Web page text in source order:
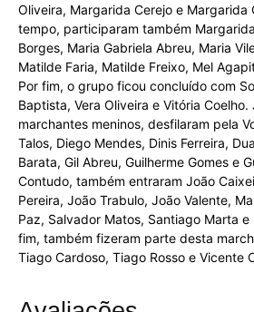
Oliveira, Margarida Cerejo e Margarida
tempo, participaram também
Borges, Maria Gabriela Abreu, Maria
Matilde Faria, Matilde Freixo, Mel
Por fim, o grupo ficou concluído com
Baptista, Vera Oliveira e Vitória
marchantes meninos, desfilaram pela
Talos, Diego Mendes, Dinis Ferreira,
Barata, Gil Abreu, Guilherme Gomes e
Contudo, também entraram João
Pereira, João Trabulo, João Valente,
Paz, Salvador Matos, Santiago Marta e
fim, também fizeram parte desta
Tiago Cardoso, Tiago Rosso e Vicente